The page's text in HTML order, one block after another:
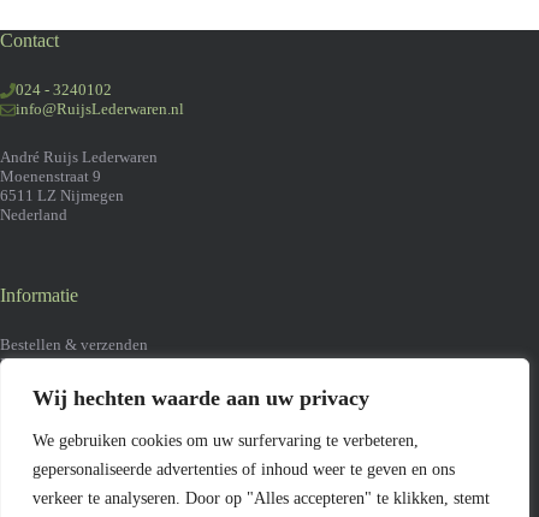
Wij hechten waarde aan uw privacy
We gebruiken cookies om uw surfervaring te verbeteren,
gepersonaliseerde advertenties of inhoud weer te geven en ons
verkeer te analyseren. Door op "Alles accepteren" te klikken, stemt
Contact
024 - 3240102
info@RuijsLederwaren.nl
André Ruijs Lederwaren
Moenenstraat 9
6511 LZ Nijmegen
Nederland
Informatie
Bestellen & verzenden
Retourneren
Klachten
Onze beloften